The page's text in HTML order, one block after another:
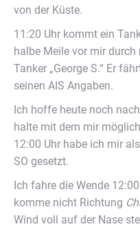
von der Küste.
11:20 Uhr kommt ein
halbe Meile vor mir durch
Tanker „George S.“ Er
seinen AIS Angaben.
Ich hoffe heute noch nach
halte mit dem mir
12:00 Uhr habe ich mir
SO gesetzt.
Ich fahre die Wende
komme nicht Richtung
Wind voll auf der Nase